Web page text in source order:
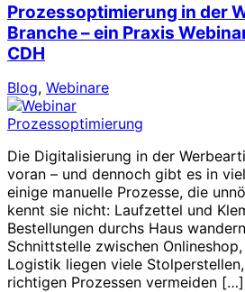
Prozessoptimierung in der
Branche – ein Praxis
CDH
Blog, Webinare
Die Digitalisierung in der
voran – und dennoch gibt es in
einige manuelle Prozesse, die
kennt sie nicht: Laufzettel und
Bestellungen durchs Haus
Schnittstelle zwischen
Logistik liegen viele
richtigen Prozessen vermeiden […]